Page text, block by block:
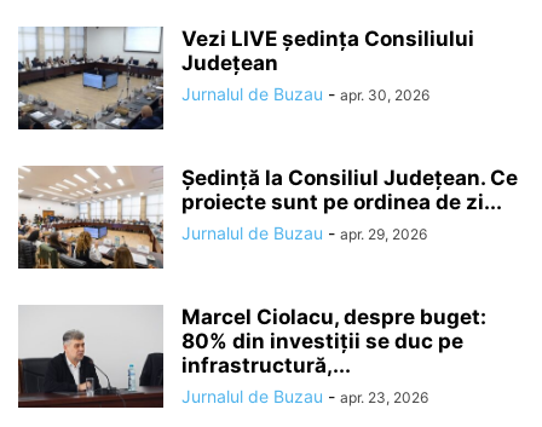
Vezi LIVE ședința Consiliului
Județean
Jurnalul de Buzau - apr. 30, 2026
Ședință la Consiliul Județean. Ce
proiecte sunt pe ordinea de zi...
Jurnalul de Buzau - apr. 29, 2026
Marcel Ciolacu, despre buget:
80% din investiții se duc pe
infrastructură,...
Jurnalul de Buzau - apr. 23, 2026